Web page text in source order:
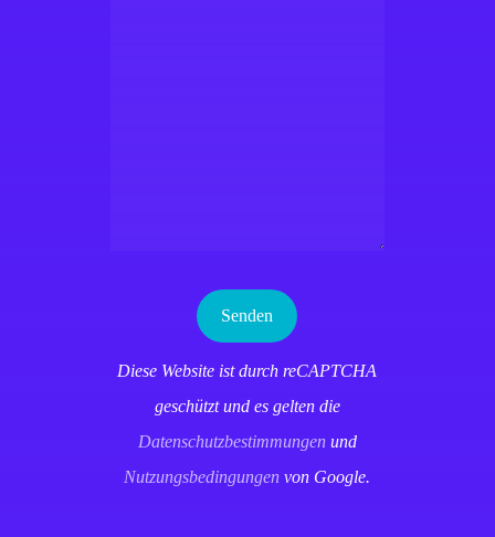
Diese Website ist durch reCAPTCHA
geschützt und es gelten die
Datenschutzbestimmungenund
Nutzungsbedingungen von Google.